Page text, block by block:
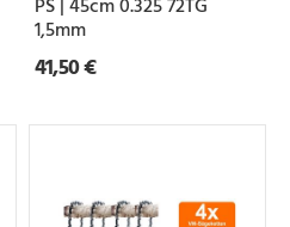
1,5mm
41,50 €